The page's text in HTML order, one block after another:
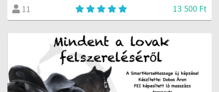
11 13 500 Ft